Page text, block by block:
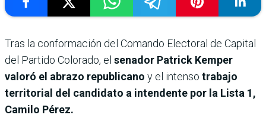
Tras la conformación del Comando Electoral de Capital
del Partido Colorado, el senador Patrick Kemper
valoró el abrazo republicano y el intenso trabajo
territorial del candidato a intendente por la Lista 1,
Camilo Pérez.